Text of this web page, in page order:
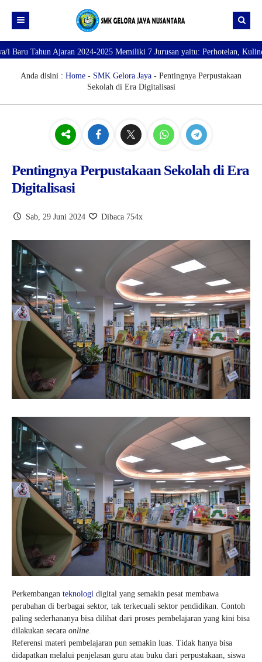
Beranda
Profil
SARANA PRASARANA
DATA GURU
Ajaran 2024-2025 Memiliki 7 Jurusan yaitu: Perhotelan, Kuliner,
Anda disini : Home - SMK Gelora Jaya - Pentingnya Perpustakaan
Sekolah di Era Digitalisasi
Pentingnya Perpustakaan Sekolah di Era
Digitalisasi
Sab, 29 Juni 2024 Dibaca 754x
Perkembangan teknologi digital yang semakin pesat membawa
perubahan di berbagai sektor, tak terkecuali sektor pendidikan. Contoh
paling sederhananya bisa dilihat dari proses pembelajaran yang kini bisa
dilakukan secara online
Referensi materi pembelajaran pun semakin luas. Tidak hanya bisa
didapatkan melalui penjelasan guru atau buku dari perpustakaan, siswa